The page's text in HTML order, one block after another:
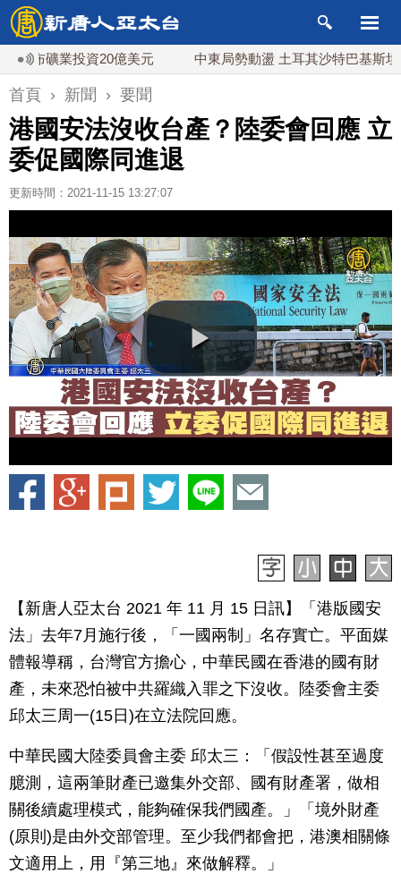
礦業投資20億美元 中東局勢動盪 土耳其沙特巴基斯坦誓共
首頁 › 新聞 › 要聞
港國安法沒收台產？陸委會回應 立
委促國際同進退
更新時間：2021-11-15 13:27:07
【新唐人亞太台 2021 年 11 月 15 日訊】「港版國安
法」去年7月施行後，「一國兩制」名存實亡。平面媒
體報導稱，台灣官方擔心，中華民國在香港的國有財
產，未來恐怕被中共羅織入罪之下沒收。陸委會主委
邱太三周一(15日)在立法院回應。
中華民國大陸委員會主委 邱太三：「假設性甚至過度
臆測，這兩筆財產已邀集外交部、國有財產署，做相
關後續處理模式，能夠確保我們國產。」「境外財產
(原則)是由外交部管理。至少我們都會把，港澳相關條
文適用上，用『第三地』來做解釋。」